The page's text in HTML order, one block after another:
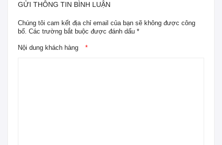
GỬI THÔNG TIN BÌNH LUẬN
Chúng tôi cam kết địa chỉ email của bạn sẽ không được công
bố. Các trường bắt buộc được đánh dấu *
Nội dung khách hàng *